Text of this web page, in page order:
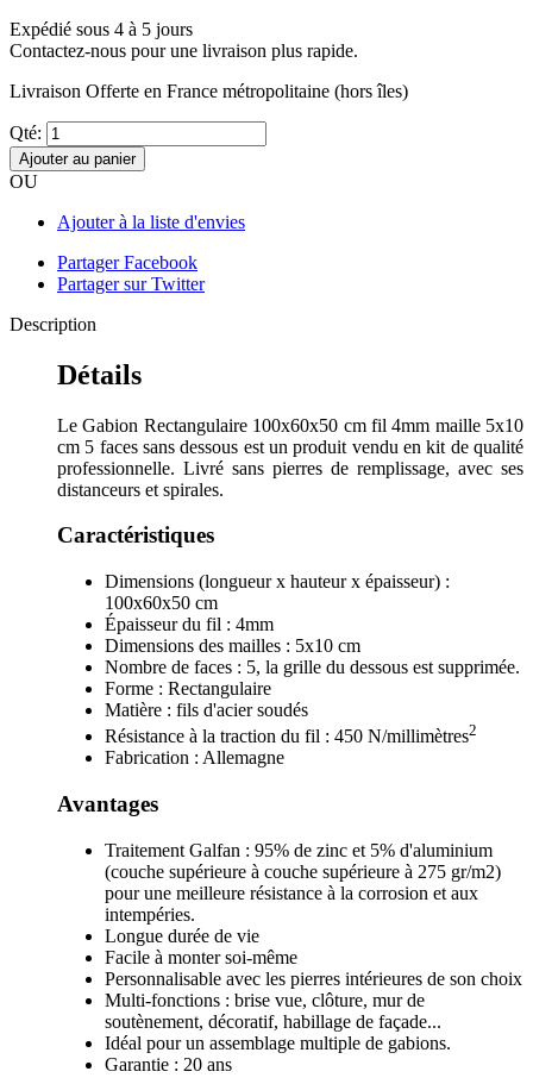
Expédié sous 4 à 5 jours
Contactez-nous pour une livraison plus rapide.
Livraison Offerte en France métropolitaine (hors îles)
Qté:
Ajouter au panier
OU
Ajouter à la liste d'envies
Partager Facebook
Partager sur Twitter
Description
Détails
Le Gabion Rectangulaire 100x60x50 cm fil 4mm maille 5x10
cm 5 faces sans dessous est un produit vendu en kit de qualité
professionnelle. Livré sans pierres de remplissage, avec ses
distanceurs et spirales.
Caractéristiques
Dimensions (longueur x hauteur x épaisseur) :
100x60x50 cm
Épaisseur du fil : 4mm
Dimensions des mailles : 5x10 cm
Nombre de faces : 5, la grille du dessous est supprimée.
Forme : Rectangulaire
Matière : fils d'acier soudés
Résistance à la traction du fil : 450 N/millimètres2
Fabrication : Allemagne
Avantages
Traitement Galfan : 95% de zinc et 5% d'aluminium
(couche supérieure à couche supérieure à 275 gr/m2)
pour une meilleure résistance à la corrosion et aux
intempéries.
Longue durée de vie
Facile à monter soi-même
Personnalisable avec les pierres intérieures de son choix
Multi-fonctions : brise vue, clôture, mur de
soutènement, décoratif, habillage de façade...
Idéal pour un assemblage multiple de gabions.
Garantie : 20 ans